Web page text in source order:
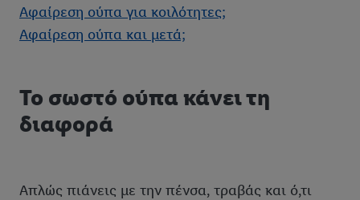
Αφαίρεση ούπα για κοιλότητες;
Αφαίρεση ούπα και μετά;
Το σωστό ούπα κάνει τη
διαφορά
Απλώς πιάνεις με την πένσα, τραβάς και ό,τι